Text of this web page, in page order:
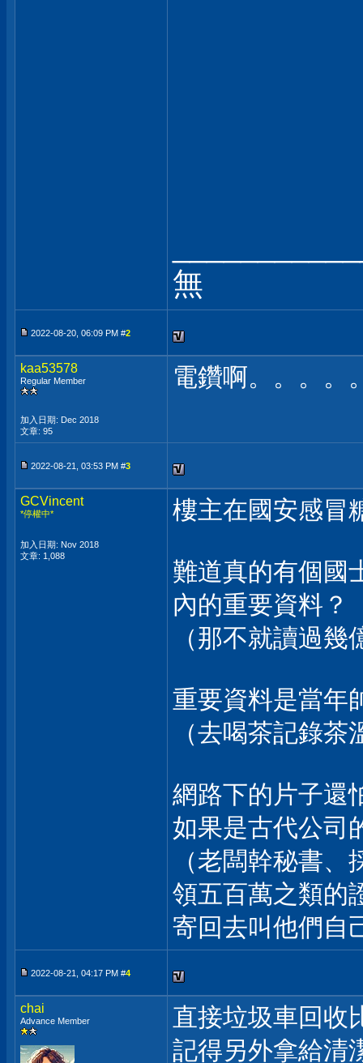
無
2022-08-20, 06:09 PM #2
kaa53578
Regular Member
加入日期: Dec 2018
文章: 95
電鑽啊。。。。
2022-08-21, 03:53 PM #3
GCVincent
*停權中*
加入日期: Nov 2018
文章: 1,088
樓主在國安感冒
難道真的有個國
內的重要資料？
（那不就讀過
重要資料是當年
（去喝茶記錄
網路下的片子還
如果是古代公司
（老闆幹秘書
領五百萬之類的
寄回去叫他們自
2022-08-21, 04:17 PM #4
chai
Advance Member
直接垃圾車回收
記得另外拿給清